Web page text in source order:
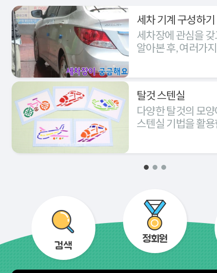
세차 기계 구성하기
세차장에 관심을
알아본 후, 여러가
탈것 스텐실
다양한 탈것의 모
스텐실 기법을 활
검색
정회원